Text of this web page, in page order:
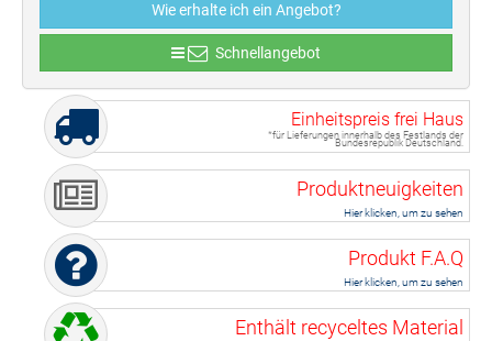
Wie erhalte ich ein Angebot?
Schnellangebot
Einheitspreis frei Haus
*für Lieferungen innerhalb des Festlands der
Bundesrepublik Deutschland.
Produktneuigkeiten
Hier klicken, um zu sehen
Produkt F.A.Q
Hier klicken, um zu sehen
Enthält recyceltes Material